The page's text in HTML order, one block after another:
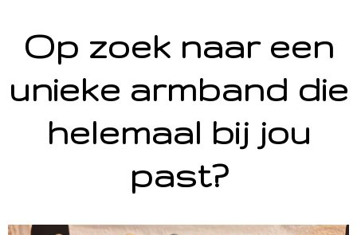
Op zoek naar een
unieke armband die
helemaal bij jou
past?